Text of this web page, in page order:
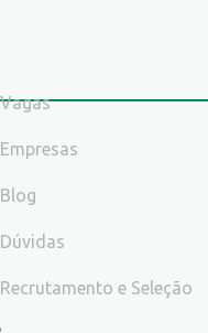
Vagas
Empresas
Blog
Dúvidas
Recrutamento e Seleção